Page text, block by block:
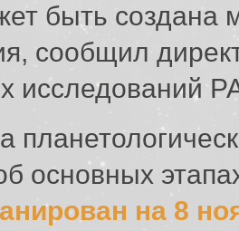
быть создана
сообщил
исследований
основных
на 8